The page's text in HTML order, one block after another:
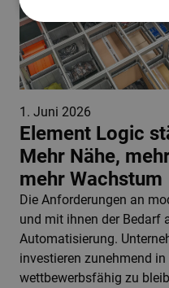
1. Juni 2026
Element Logic
Mehr Nähe,
mehr Wachstum
Die Anforderungen an
und mit ihnen der Bedarf
Automatisierung.
investieren zunehmend
wettbewerbsfähig zu